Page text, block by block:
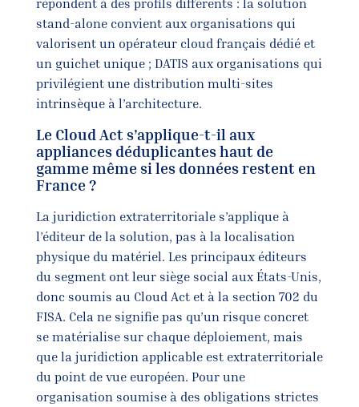
répondent à des profils différents : la solution
stand-alone convient aux organisations qui
valorisent un opérateur cloud français dédié et
un guichet unique ; DATIS aux organisations qui
privilégient une distribution multi-sites
intrinsèque à l’architecture.
Le Cloud Act s’applique-t-il aux
appliances déduplicantes haut de
gamme même si les données restent en
France ?
La juridiction extraterritoriale s’applique à
l’éditeur de la solution, pas à la localisation
physique du matériel. Les principaux éditeurs
du segment ont leur siège social aux États-Unis,
donc soumis au Cloud Act et à la section 702 du
FISA. Cela ne signifie pas qu’un risque concret
se matérialise sur chaque déploiement, mais
que la juridiction applicable est extraterritoriale
du point de vue européen. Pour une
organisation soumise à des obligations strictes